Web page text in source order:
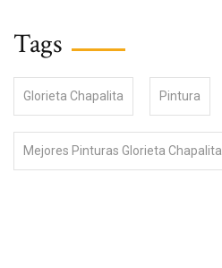
Tags
Glorieta Chapalita Pintura
Mejores Pinturas Glorieta Chapalita